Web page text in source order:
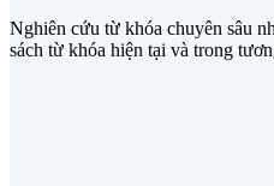
Nghiên cứu từ khóa chuyên sâu
sách từ khóa hiện tại và trong